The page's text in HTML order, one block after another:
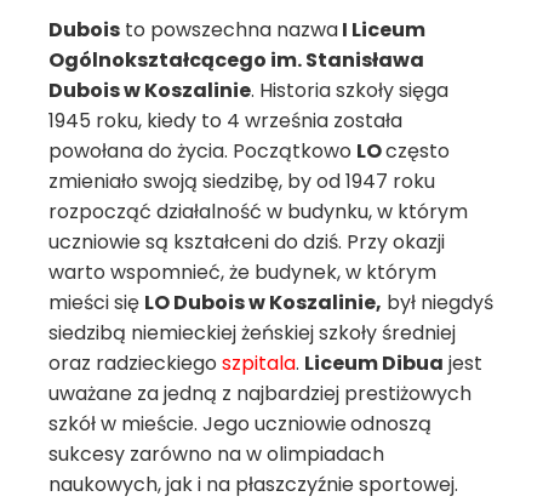
Dubois to powszechna nazwaI Liceum
Ogólnokształcącego im. Stanisława
Dubois w Koszalinie. Historia szkoły sięga
1945 roku, kiedy to 4 września została
powołana do życia. Początkowo LOczęsto
zmieniało swoją siedzibę, by od 1947 roku
rozpocząć działalność w budynku, w którym
uczniowie są kształceni do dziś. Przy okazji
warto wspomnieć, że budynek, w którym
mieści się LO Dubois w Koszalinie, był niegdyś
siedzibą niemieckiej żeńskiej szkoły średniej
oraz radzieckiego szpitala. Liceum Dibua jest
uważane za jedną z najbardziej prestiżowych
szkół w mieście. Jego uczniowieodnoszą
sukcesy zarówno na w olimpiadach
naukowych, jak i na płaszczyźnie sportowej.